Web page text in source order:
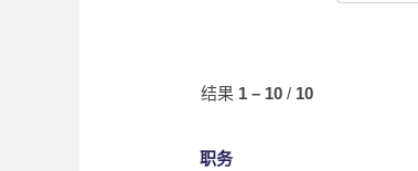
结果 1 – 10 / 10
职务